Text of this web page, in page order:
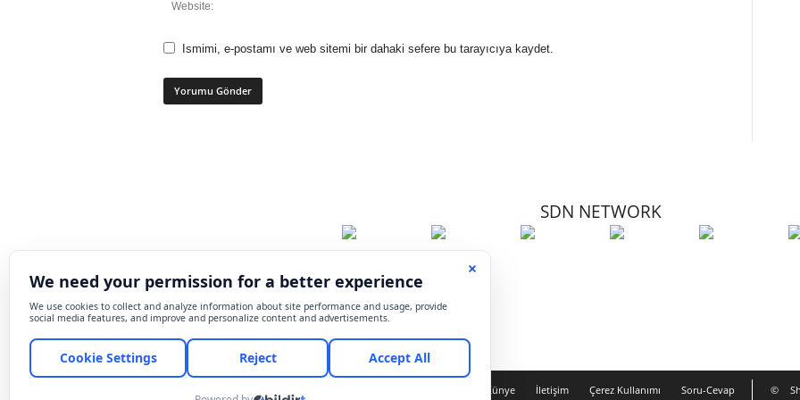
Ismimi, e-postamı ve web sitemi bir dahaki sefere bu tarayıcıya kaydet.
SDN NETWORK
Künye İletişim Çerez Kullanımı Soru-Cevap ©